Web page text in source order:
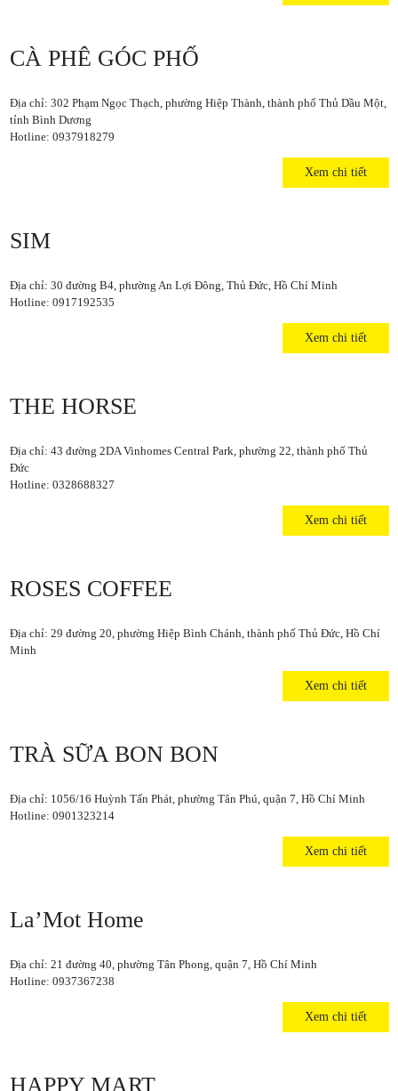
CÀ PHÊ GÓC PHỐ
Địa chỉ: 302 Phạm Ngọc Thạch, phường Hiệp Thành, thành phố Thủ Dầu Một,
tỉnh Bình Dương
Hotline: 0937918279
Xem chi tiết
SIM
Địa chỉ: 30 đường B4, phường An Lợi Đông, Thủ Đức, Hồ Chí Minh
Hotline: 0917192535
Xem chi tiết
THE HORSE
Địa chỉ: 43 đường 2DA Vinhomes Central Park, phường 22, thành phố Thủ
Đức
Hotline: 0328688327
Xem chi tiết
ROSES COFFEE
Địa chỉ: 29 đường 20, phường Hiệp Bình Chánh, thành phố Thủ Đức, Hồ Chí
Minh
Xem chi tiết
TRÀ SỮA BON BON
Địa chỉ: 1056/16 Huỳnh Tấn Phát, phường Tân Phú, quận 7, Hồ Chí Minh
Hotline: 0901323214
Xem chi tiết
La’Mot Home
Địa chỉ: 21 đường 40, phường Tân Phong, quận 7, Hồ Chí Minh
Hotline: 0937367238
Xem chi tiết
HAPPY MART